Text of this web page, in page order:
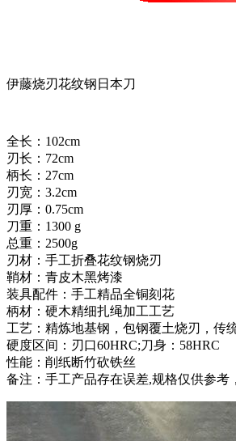
伊藤烧刃花纹钢日本刀
全长：102cm
刃长：72cm
柄长：27cm
刃宽：3.2cm
刃厚：0.75cm
刀重：1300 g
总重：2500g
刃材：手工折叠花纹钢烧刃
鞘材：青皮木黑烤漆
装具配件：手工精品全铜刻花
柄材：硬木精细扎绳加工工艺
工艺：精炼地基钢，包钢覆土烧刃，传
硬度区间：刃口60HRC;刀身：58HRC
性能：削纸断竹砍铁丝
备注：手工产品存在误差,规格仅供参考